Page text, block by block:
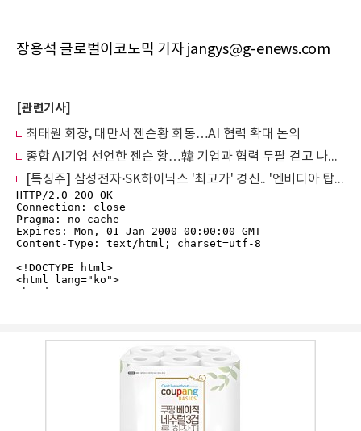
장용석 글로벌이코노믹 기자 jangys@g-enews.com
[관련기사]
최태원 회장, 대만서 젠슨황 회동…AI 협력 확대 논의
종합 AI기업 선언한 젠슨 황…韓 기업과 협력 두팔 걷고 나선 이유
[특징주] 삼성전자·SK하이닉스 '최고가' 경신.. '엔비디아 탑재' 영향